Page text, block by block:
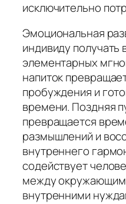
исключительно
Эмоциональная
индивиду получать
элементарных
напиток
пробуждения и
времени. Поздняя
превращается
размышлений и
внутреннего
содействует
между
внутренними